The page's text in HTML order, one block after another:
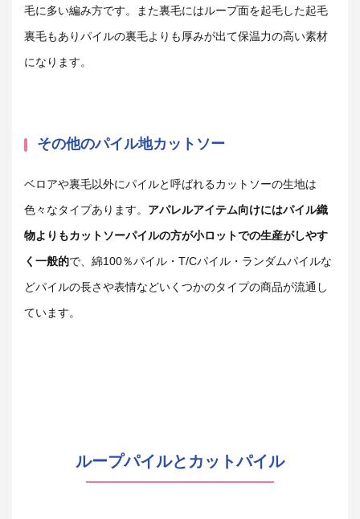
毛に多い編み方です。また裏毛にはループ面を起毛した起毛
裏毛もありパイルの裏毛よりも厚みが出て保温力の高い素材
になります。
その他のパイル地カットソー
ベロアや裏毛以外にパイルと呼ばれるカットソーの生地は
色々なタイプあります。 アパレルアイテム向けにはパイル織
物よりもカットソーパイルの方が小ロットでの生産がしやす
く一般的で、綿100％パイル・T/Cパイル・ランダムパイルな
どパイルの長さや表情などいくつかのタイプの商品が流通し
ています。
ループパイルとカットパイル